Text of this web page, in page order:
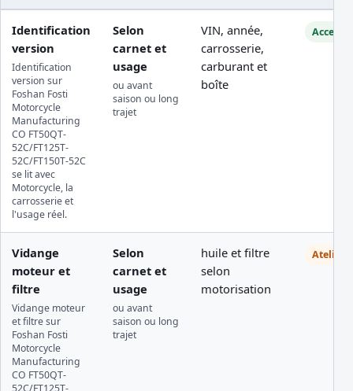
Identification
version
Identification
version sur
Foshan Fosti
Motorcycle
Manufacturing
CO FT50QT-
52C/FT125T-
52C/FT150T-52C
se lit avec
Motorcycle, la
carrosserie et
l'usage réel.
Selon
carnet et
usage
ou avant
saison ou long
trajet
VIN, année,
carrosserie,
carburant et
boîte
Vidange
moteur et
filtre
Vidange moteur
et filtre sur
Foshan Fosti
Motorcycle
Manufacturing
CO FT50QT-
52C/FT125T-
Selon
carnet et
usage
ou avant
saison ou long
trajet
huile et filtre
selon
motorisation
Atelier